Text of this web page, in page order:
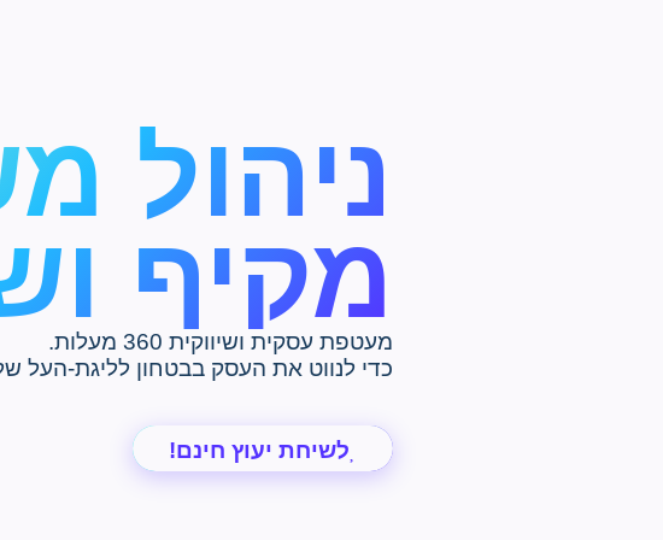
ניהול
מקיף
מעטפת עסקית ושיווקית 360 מעלות.
כדי לנווט את העסק בבטחון לליגת-העל
לשיחת יעוץ חינם!